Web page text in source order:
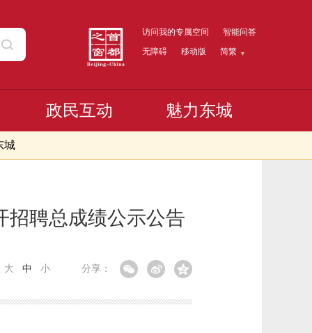
访问我的专属空间
智能问答
无障碍
移动版 简繁
城
政民互动 魅力东城
招聘总成绩公示公告
分享：
大 中 小